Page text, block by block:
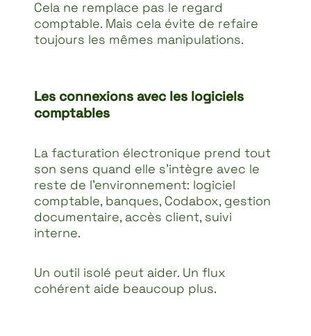
Cela ne remplace pas le regard
comptable. Mais cela évite de refaire
toujours les mêmes manipulations.
Les connexions avec les logiciels
comptables
La facturation électronique prend tout
son sens quand elle s’intègre avec le
reste de l’environnement: logiciel
comptable, banques, Codabox, gestion
documentaire, accès client, suivi
interne.
Un outil isolé peut aider. Un flux
cohérent aide beaucoup plus.